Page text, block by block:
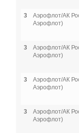
3
Аэрофлот/АК
Аэрофлот)
3
Аэрофлот/АК
Аэрофлот)
3
Аэрофлот/АК
Аэрофлот)
3
Аэрофлот/АК
Аэрофлот)